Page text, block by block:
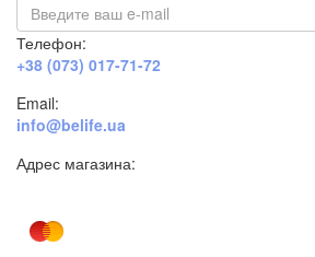
Телефон:
+38 (073) 017-71-72
Email:
info@belife.ua
Адрес магазина: